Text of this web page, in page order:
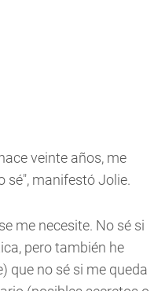
veinte años, me
sé", manifestó Jolie.
me necesite. No sé si
pero también he
que no sé si me queda